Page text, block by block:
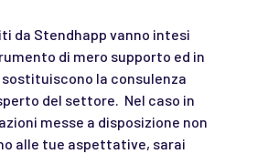
da Stendhapp vanno intesi
di mero supporto ed in
sostituiscono la consulenza
del settore. Nel caso in
messe a disposizione non
alle tue aspettative, sarai